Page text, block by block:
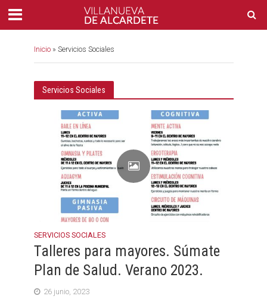
Inicio» Servicios Sociales
Servicios Sociales
SERVICIOS SOCIALES
Talleres para mayores. Súmate
Plan de Salud. Verano 2023.
26 junio, 2023